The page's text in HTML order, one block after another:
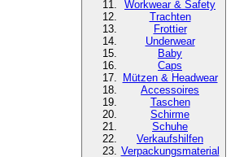
Workwear & Safety
Trachten
Frottier
Underwear
Baby
Caps
Mützen & Headwear
Accessoires
Taschen
Schirme
Schuhe
Verkaufshilfen
Verpackungsmaterial